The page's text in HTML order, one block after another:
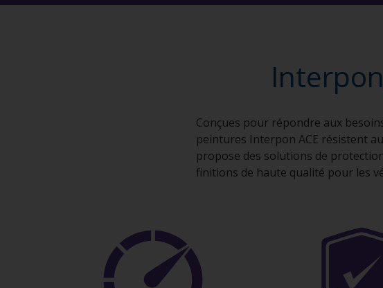
Conçues pour répondre aux
peintures Interpon ACE résistent
propose des solutions de
finitions de haute qualité pour les